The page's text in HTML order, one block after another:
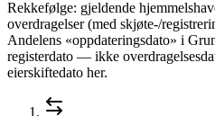
Rekkefølge: gjeldende
overdragelser (med skjøte-/
Andelens «oppdateringsdato» i
registerdato — ikke
eierskiftedato her.